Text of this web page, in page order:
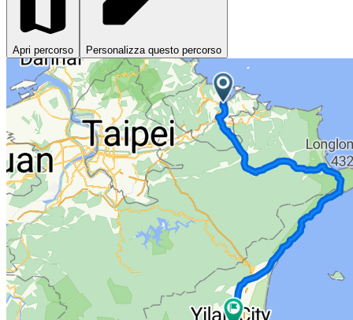
Apri percorso Personalizza questo percorso